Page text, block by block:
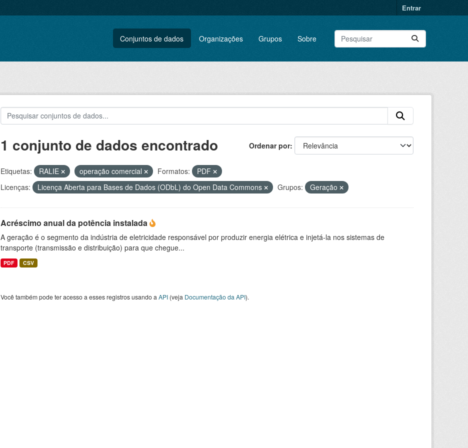
Entrar
Conjuntos de dados Organizações Grupos Sobre
Ordenar por
1 conjunto de dados encontrado
Etiquetas: RALIE operação comercial Formatos:
PDF
Licenças:
Licença Aberta para Bases de Dados (ODbL) do Open Data Commons Grupos: Geração
Acréscimo anual da potência instalada
A geração é o segmento da indústria de eletricidade responsável por produzir energia elétrica e injetá-la nos sistemas de
transporte (transmissão e distribuição) para que chegue...
PDF CSV
Você também pode ter acesso a esses registros usando a API(veja Documentação da API).